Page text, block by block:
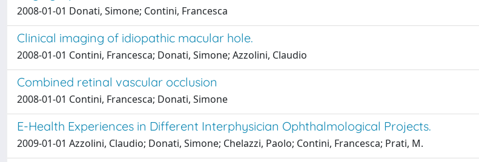
2008-01-01 Donati, Simone; Contini, Francesca
Clinical imaging of idiopathic macular hole.
2008-01-01 Contini, Francesca; Donati, Simone; Azzolini, Claudio
Combined retinal vascular occlusion
2008-01-01 Contini, Francesca; Donati, Simone
E-Health Experiences in Different Interphysician Ophthalmological Projects.
2009-01-01 Azzolini, Claudio; Donati, Simone; Chelazzi, Paolo; Contini, Francesca; Prati, M.